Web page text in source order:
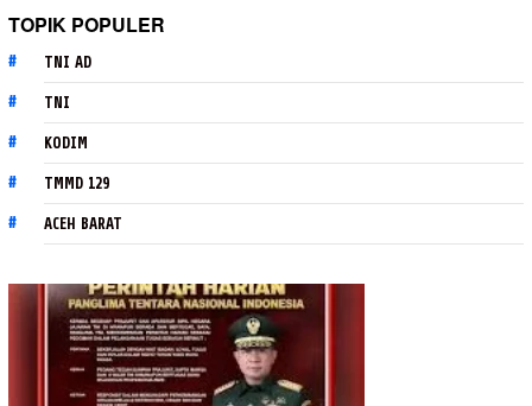
TOPIK POPULER
TNI AD
TNI
KODIM
TMMD 129
ACEH BARAT